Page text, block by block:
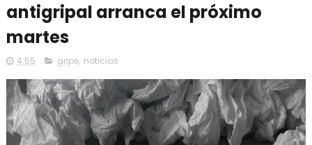
antigripal arranca el próximo
martes
4:55 gripe, noticias